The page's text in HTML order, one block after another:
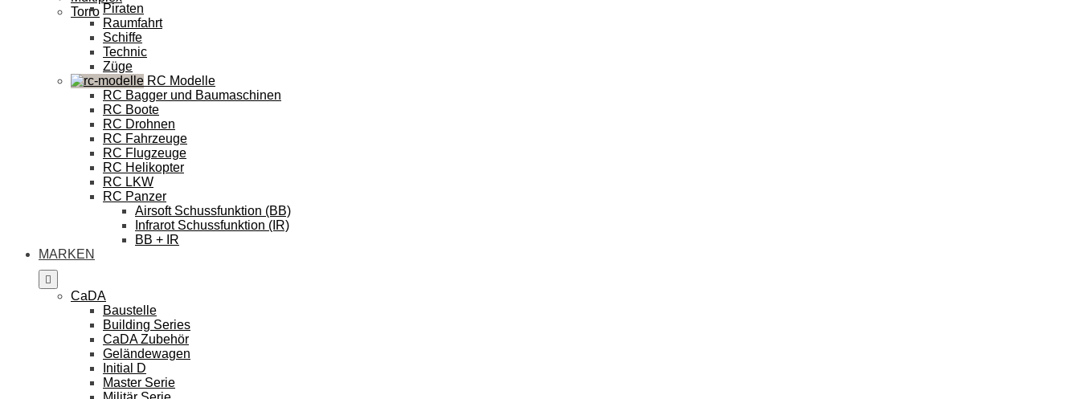
Torro Piraten
Raumfahrt
Schiffe
Technic
Züge
RC Modelle
RC Bagger und Baumaschinen
RC Boote
RC Drohnen
RC Fahrzeuge
RC Flugzeuge
RC Helikopter
RC LKW
RC Panzer
Airsoft Schussfunktion (BB)
Infrarot Schussfunktion (IR)
BB + IR
MARKEN
CaDA
Baustelle
Building Series
CaDA Zubehör
Geländewagen
Initial D
Master Serie